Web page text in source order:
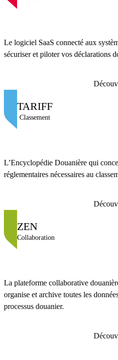
Le logiciel SaaS connecté aux
sécuriser et piloter vos déclarations
TARIFF
Classement
L’Encyclopédie Douanière qui
réglementaires nécessaires au
ZEN
Collaboration
La plateforme collaborative
organise et archive toutes les
processus douanier.